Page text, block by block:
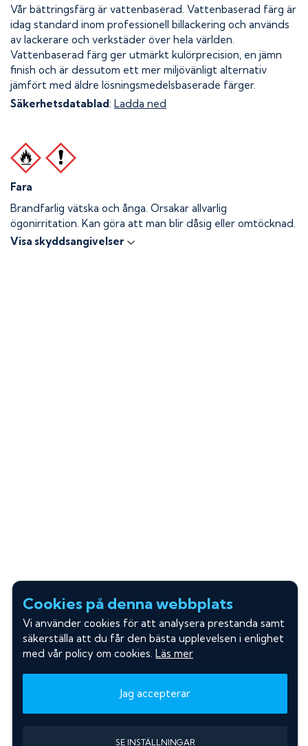
Vår bättringsfärg är vattenbaserad. Vattenbaserad färg är
idag standard inom professionell billackering och används
av lackerare och verkstäder över hela världen.
Vattenbaserad färg ger utmärkt kulörprecision, en jämn
finish och är dessutom ett mer miljövänligt alternativ
jämfört med äldre lösningsmedelsbaserade färger.
Säkerhetsdatablad: Ladda ned
Fara
Brandfarlig vätska och ånga. Orsakar allvarlig
ögonirritation. Kan göra att man blir dåsig eller omtöcknad.
Visa skyddsangivelser
Cookies på denna webbplats
Vi använder cookies för att analysera prestanda samt
säkerställa att du får den bästa upplevelsen i enlighet
med vår policy om cookies. Läs mer
Jag accepterar
SE INSTÄLLNINGAR